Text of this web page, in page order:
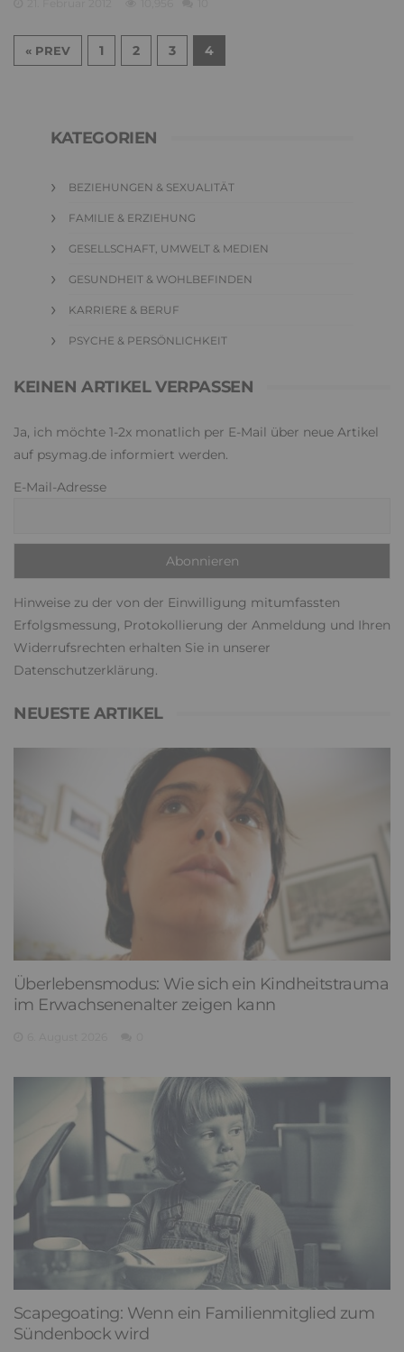
« PREV 1 2 3 4
KATEGORIEN
BEZIEHUNGEN & SEXUALITÄT
FAMILIE & ERZIEHUNG
GESELLSCHAFT, UMWELT & MEDIEN
GESUNDHEIT & WOHLBEFINDEN
KARRIERE & BERUF
PSYCHE & PERSÖNLICHKEIT
KEINEN ARTIKEL VERPASSEN
Ja, ich möchte 1-2x monatlich per E-Mail über neue Artikel
auf psymag.de informiert werden.
E-Mail-Adresse
Hinweise zu der von der Einwilligung mitumfassten
Erfolgsmessung, Protokollierung der Anmeldung und Ihren
Widerrufsrechten erhalten Sie in unserer
Datenschutzerklärung.
NEUESTE ARTIKEL
Überlebensmodus: Wie sich ein Kindheitstrauma
im Erwachsenenalter zeigen kann
Scapegoating: Wenn ein Familienmitglied zum
Sündenbock wird